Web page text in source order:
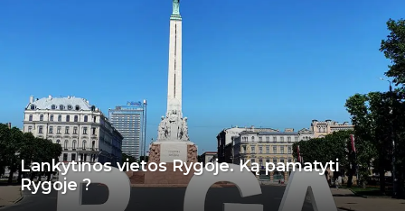
Lankytinos vietos Rygoje. Ką pamatyti
Rygoje ?